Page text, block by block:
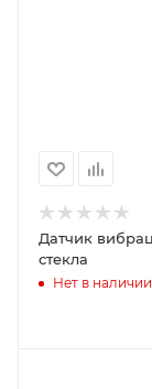
Датчик
стекла
Нет в наличии